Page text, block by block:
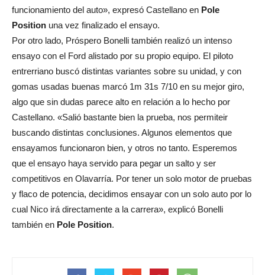
funcionamiento del auto», expresó Castellano en Pole
Position una vez finalizado el ensayo.
Por otro lado, Próspero Bonelli también realizó un intenso
ensayo con el Ford alistado por su propio equipo. El piloto
entrerriano buscó distintas variantes sobre su unidad, y con
gomas usadas buenas marcó 1m 31s 7/10 en su mejor giro,
algo que sin dudas parece alto en relación a lo hecho por
Castellano. «Salió bastante bien la prueba, nos permiteir
buscando distintas conclusiones. Algunos elementos que
ensayamos funcionaron bien, y otros no tanto. Esperemos
que el ensayo haya servido para pegar un salto y ser
competitivos en Olavarría. Por tener un solo motor de pruebas
y flaco de potencia, decidimos ensayar con un solo auto por lo
cual Nico irá directamente a la carrera», explicó Bonelli
también en Pole Position.